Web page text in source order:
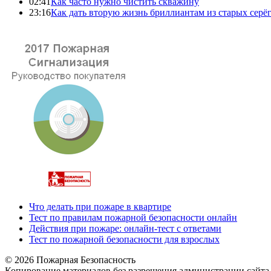
23:16Как дать вторую жизнь бриллиантам из старых серёг
Что делать при пожаре в квартире
Тест по правилам пожарной безопасности онлайн
Действия при пожаре: онлайн-тест с ответами
Тест по пожарной безопасности для взрослых
© 2026 Пожарная Безопасность